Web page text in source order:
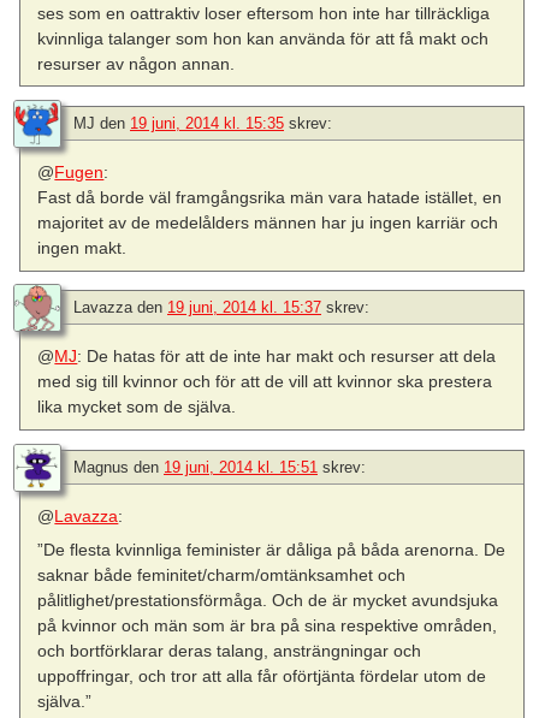
ses som en oattraktiv loser eftersom hon inte har tillräckliga
kvinnliga talanger som hon kan använda för att få makt och
resurser av någon annan.
MJ den 19 juni, 2014 kl. 15:35 skrev:
@Fugen:
Fast då borde väl framgångsrika män vara hatade istället, en
majoritet av de medelålders männen har ju ingen karriär och
ingen makt.
Lavazzaden 19 juni, 2014 kl. 15:37 skrev:
@MJ: De hatas för att de inte har makt och resurser att dela
med sig till kvinnor och för att de vill att kvinnor ska prestera
lika mycket som de själva.
Magnus den 19 juni, 2014 kl. 15:51 skrev:
@Lavazza:
”De flesta kvinnliga feminister är dåliga på båda arenorna. De
saknar både feminitet/charm/omtänksamhet och
pålitlighet/prestationsförmåga. Och de är mycket avundsjuka
på kvinnor och män som är bra på sina respektive områden,
och bortförklarar deras talang, ansträngningar och
uppoffringar, och tror att alla får oförtjänta fördelar utom de
själva.”